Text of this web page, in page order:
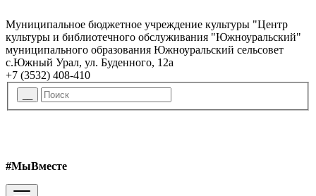
Муниципальное бюджетное учреждение культуры "Центр
культуры и библиотечного обслуживания "Южноуральский"
муниципального образования Южноуральский сельсовет
с.Южный Урал, ул. Буденного, 12а
+7 (3532) 408-410
#МыВместе